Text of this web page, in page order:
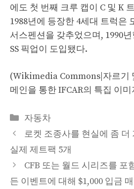
에도 첫 번째 크루 캡이 C 및 K
1988년에 등장한 4세대 트럭은
서스펜션을 갖추었으며, 1990
SS 픽업이 도입됐다.
(Wikimedia Commons|자르기
메인을 통한 IFCAR의 특집 이미
Categories
자동차
로켓 조종사를 현실에 좀 더
실제 제트팩 5개
CFB 또는 월드 시리즈를 포
든 이벤트에 대해 $1,000 입금